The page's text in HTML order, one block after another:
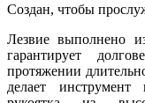
Создан, чтобы
Лезвие выполнено
гарантирует
протяжении
делает